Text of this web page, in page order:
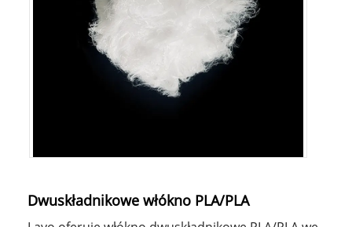
Dwuskładnikowe włókno PLA/PLA